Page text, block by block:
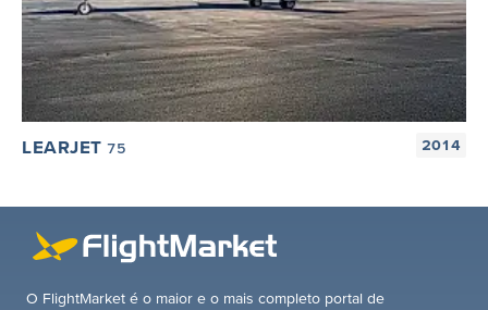
LEARJET 75 2014
O FlightMarket é o maior e o mais completo portal de